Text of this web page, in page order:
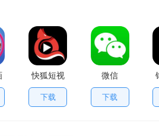
快狐短视
频
下载
微信
下载